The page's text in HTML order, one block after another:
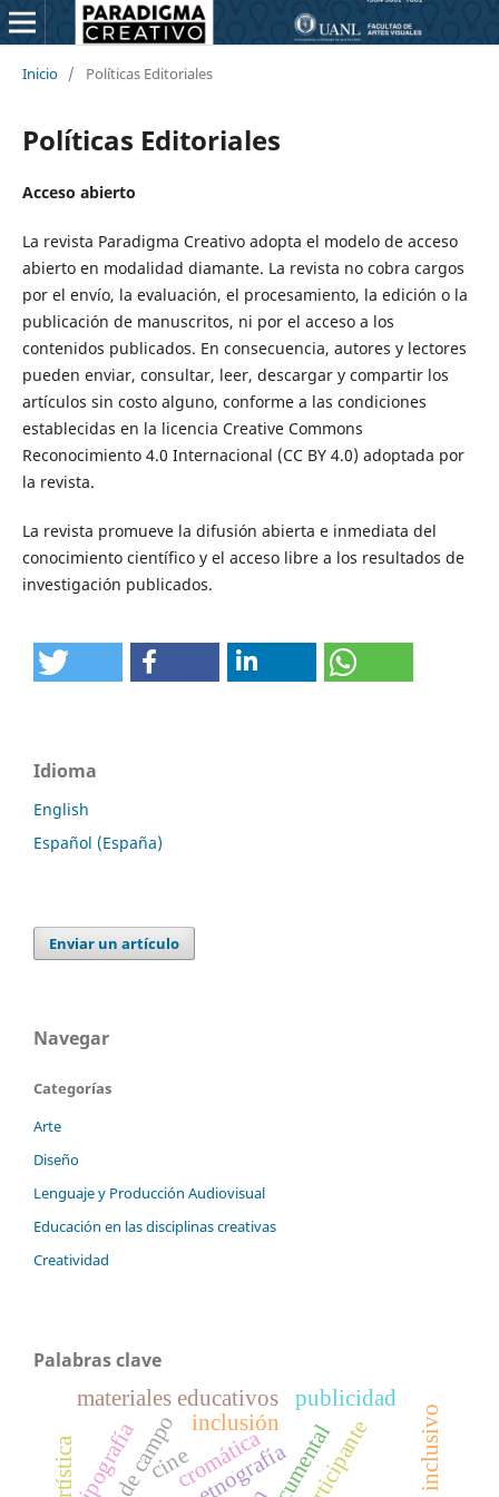
Inicio / Políticas Editoriales
Políticas Editoriales
Acceso abierto
La revista Paradigma Creativo adopta el modelo de acceso
abierto en modalidad diamante. La revista no cobra cargos
por el envío, la evaluación, el procesamiento, la edición o la
publicación de manuscritos, ni por el acceso a los
contenidos publicados. En consecuencia, autores y lectores
pueden enviar, consultar, leer, descargar y compartir los
artículos sin costo alguno, conforme a las condiciones
establecidas en la licencia Creative Commons
Reconocimiento 4.0 Internacional (CC BY 4.0) adoptada por
la revista.
La revista promueve la difusión abierta e inmediata del
conocimiento científico y el acceso libre a los resultados de
investigación publicados.
Idioma
English
Español (España)
Enviar un artículo
Navegar
Categorías
Arte
Diseño
Lenguaje y Producción Audiovisual
Educación en las disciplinas creativas
Creatividad
Palabras clave
cineetnografía
materiales educativos
tipografía cromática
inclusión
publicidad